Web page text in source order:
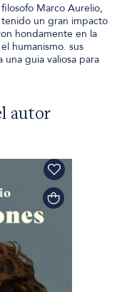
Marco Aurelio,
un gran impacto
hondamente en la
humanismo. sus
guia valiosa para
autor